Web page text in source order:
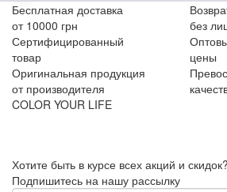
Бесплатная доставка
от 10000 грн
без
Сертифицированный
товар
цены
Оригинальная продукция
от производителя
COLOR YOUR LIFE
Хотите быть в курсе всех акций и скидок?
Подпишитесь на нашу рассылку